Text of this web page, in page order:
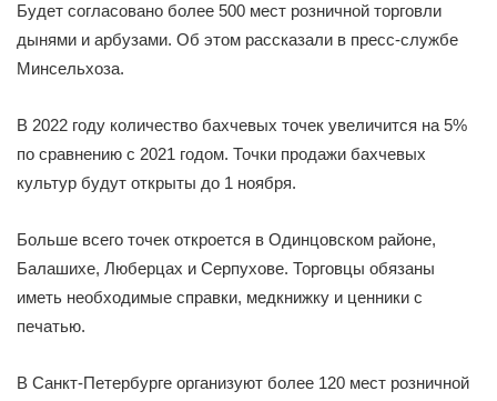
Будет согласовано более 500 мест розничной торговли
дынями и арбузами. Об этом рассказали в пресс-службе
Минсельхоза.
В 2022 году количество бахчевых точек увеличится на 5%
по сравнению с 2021 годом. Точки продажи бахчевых
культур будут открыты до 1 ноября.
Больше всего точек откроется в Одинцовском районе,
Балашихе, Люберцах и Серпухове. Торговцы обязаны
иметь необходимые справки, медкнижку и ценники с
печатью.
В Санкт-Петербурге организуют более 120 мест розничной